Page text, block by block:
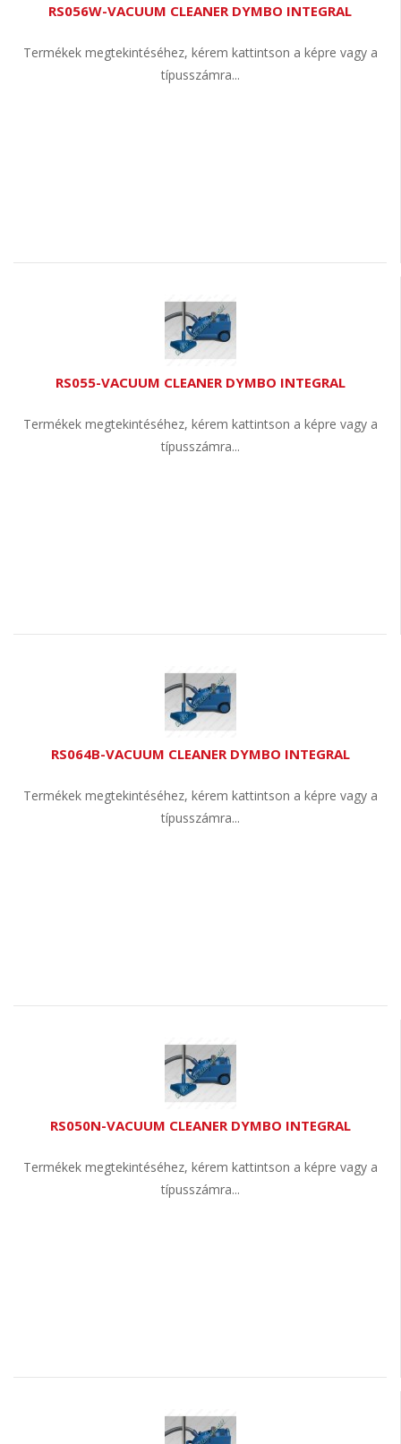
RS056W-VACUUM CLEANER DYMBO INTEGRAL
Termékek megtekintéséhez, kérem kattintson a képre vagy a
típusszámra...
RS055-VACUUM CLEANER DYMBO INTEGRAL
Termékek megtekintéséhez, kérem kattintson a képre vagy a
típusszámra...
RS064B-VACUUM CLEANER DYMBO INTEGRAL
Termékek megtekintéséhez, kérem kattintson a képre vagy a
típusszámra...
RS050N-VACUUM CLEANER DYMBO INTEGRAL
Termékek megtekintéséhez, kérem kattintson a képre vagy a
típusszámra...